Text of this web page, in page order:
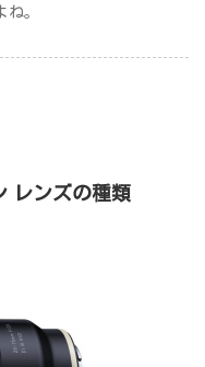
。
レンズの種類